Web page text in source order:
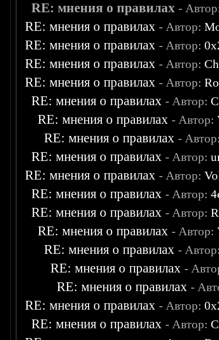
RE: мнения о правилах -
RE: мнения о правилах - Автор:
RE: мнения о правилах - Автор:
RE: мнения о правилах - Автор:
RE: мнения о правилах - Автор:
RE: мнения о правилах - Автор:
RE: мнения о правилах - Автор:
RE: мнения о правилах -
RE: мнения о правилах - Автор:
RE: мнения о правилах - Автор:
RE: мнения о правилах - Автор:
RE: мнения о правилах - Автор:
RE: мнения о правилах - Автор:
RE: мнения о правилах -
RE: мнения о правилах -
RE: мнения о правилах -
RE: мнения о правилах - Автор:
RE: мнения о правилах - Автор: